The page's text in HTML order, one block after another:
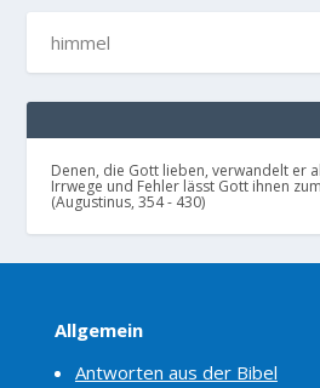
Denen, die Gott lieben, verwandelt er
Irrwege und Fehler lässt Gott ihnen
(Augustinus, 354 - 430)
Allgemein
Antworten aus der Bibel